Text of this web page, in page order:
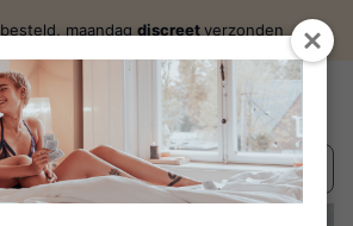
besteld, maandag discreetverzonden